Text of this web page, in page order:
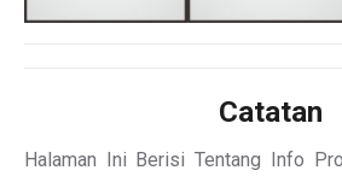
Catatan
Halaman Ini Berisi Tentang Info